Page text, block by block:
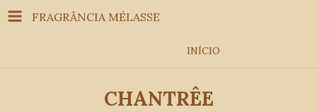
FRAGRÂNCIA MÉLASSE
INÍCIO
CHANTRÊE